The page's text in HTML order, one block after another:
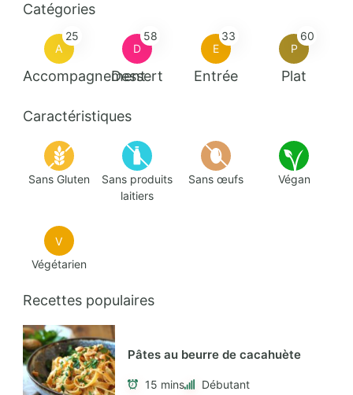
Catégories
A
25
Accompagnement
D
58
Dessert
E
33
Entrée
P
60
Plat
Caractéristiques
Sans Gluten
Sans produits
laitiers
Sans œufs Végan
V
Végétarien
Recettes populaires
Pâtes au beurre de cacahuète
15 mins Débutant